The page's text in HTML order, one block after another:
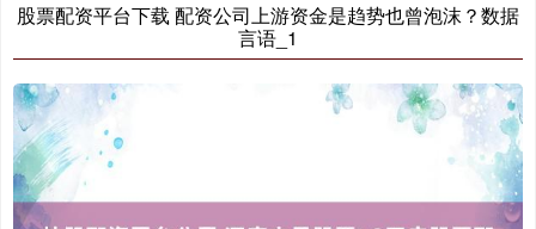
北证50 +1.01%
股票配资平台下载 配资公司上游资金是趋势也曾泡沫？数据
言语_1